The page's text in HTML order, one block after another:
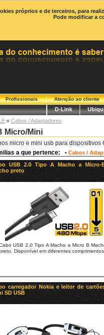
próprios e de terceiros, para
Pode modificar a
Profissionais Atenção ao cliente
D-Link
« Cabos / Adaptadores
Micro/Mini
micro e mini usb para dispositivos
a que pertence: • Cabos /
USB 2.0 Tipo A Macho a Micro-
preto
USB 2.0 Tipo A Macho a Micro B
Disponível em diferentes
carregador Nokia e leitor de
SD USB